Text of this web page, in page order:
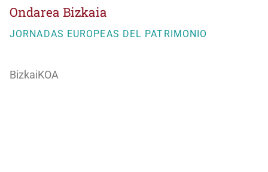
Ondarea Bizkaia
JORNADAS EUROPEAS DEL PATRIMONIO
BizkaiKOA